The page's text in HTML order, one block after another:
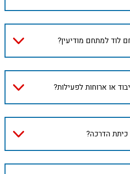
לוד למתחם מודיעין?
או ארוחות לפעילות?
הדרכה?